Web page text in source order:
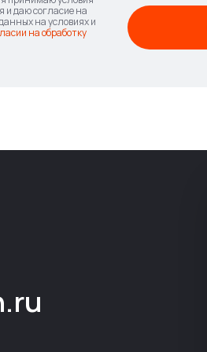
и даю согласие на
на условиях и
на обработку